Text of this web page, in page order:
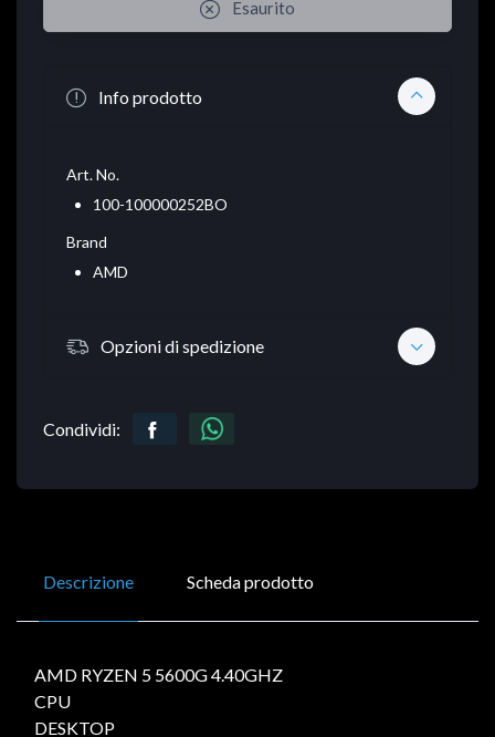
Esaurito
Info prodotto
Art. No.
100-100000252BO
Brand
AMD
Opzioni di spedizione
Condividi:
Descrizione Scheda prodotto
AMD RYZEN 5 5600G 4.40GHZ
CPU
DESKTOP